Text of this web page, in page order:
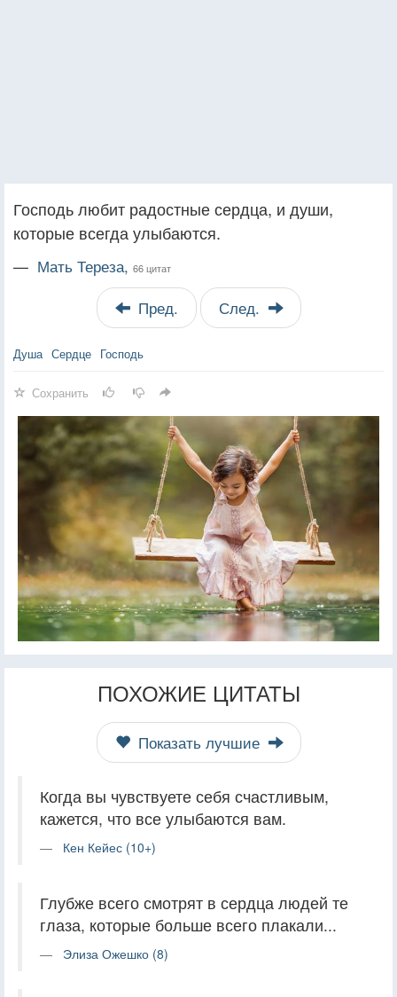
Господь любит радостные сердца, и души,
которые всегда улыбаются.
— Мать Тереза, 66 цитат
Пред. След.
Душа Сердце Господь
Сохранить
ПОХОЖИЕ ЦИТАТЫ
Показать лучшие
Когда вы чувствуете себя счастливым,
кажется, что все улыбаются вам.
Кен Кейес (10+)
Глубже всего смотрят в сердца людей те
глаза, которые больше всего плакали...
Элиза Ожешко (8)